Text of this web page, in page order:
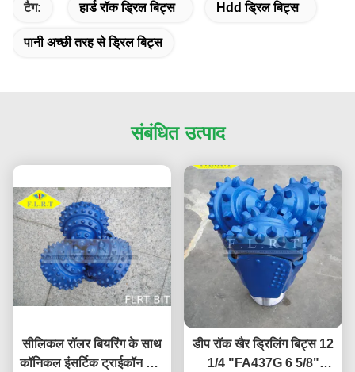
टैग: हार्ड रॉक ड्रिल बिट्स Hdd ड्रिल बिट्स
पानी अच्छी तरह से ड्रिल बिट्स
संबंधित उत्पाद
सीलिकल रॉलर बियरिंग के साथ
कॉनिकल इंसर्टिक ट्राईकॉन रॉक
डीप रॉक खैर ड्रिलिंग बिट्स 12
1/4 "FA437G 6 5/8"